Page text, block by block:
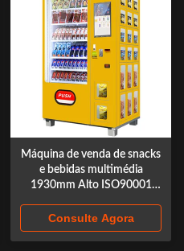
Máquina de venda de snacks
e bebidas multimédia
1930mm Alto ISO90001
Consulte Agora